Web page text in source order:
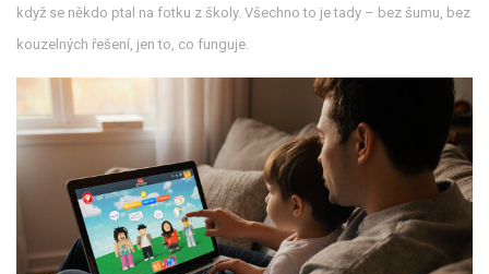
když se někdo ptal na fotku z školy. Všechno to je tady – bez šumu, bez
kouzelných řešení, jen to, co funguje.